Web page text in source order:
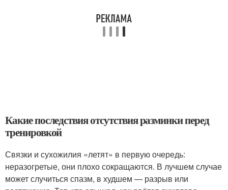
Какие последствия отсутствия разминки перед
тренировкой
Связки и сухожилия «летят» в первую очередь:
неразогретые, они плохо сокращаются. В лучшем случае
может случиться спазм, в худшем — разрыв или